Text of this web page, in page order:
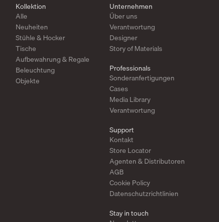
Kollektion
Alle
Neuheiten
Stühle & Hocker
Tische
Aufbewahrung & Regale
Beleuchtung
Objekte
Unternehmen
Über uns
Verantwortung
Designer
Story of Materials
Professionals
Sonderanfertigungen
Cases
Media Library
Verantwortung
Support
Kontakt
Store Locator
Agenten & Distributoren
AGB
Cookie Policy
Datenschutzrichtlinien
Stay in touch